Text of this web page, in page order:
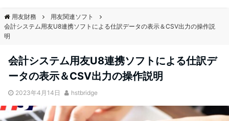
用友財務
用友関連ソフト
会計システム用友U8連携ソフトによる仕訳データの表示＆CSV出力の操作説
明
会計システム用友U8連携ソフトによる仕訳デ
ータの表示＆CSV出力の操作説明
2023年4月14日 hstbridge